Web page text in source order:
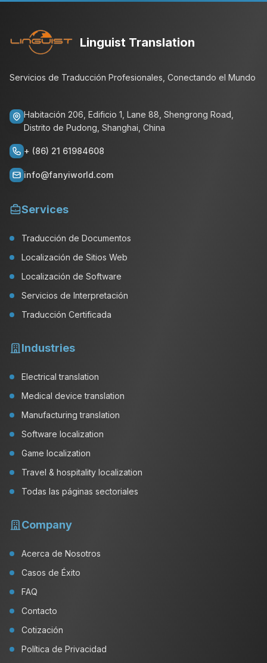
Linguist Translation
Servicios de Traducción Profesionales, Conectando el Mundo
Habitación 206, Edificio 1, Lane 88, Shengrong Road,
Distrito de Pudong, Shanghai, China
+ (86) 21 61984608
info@fanyiworld.com
Services
Traducción de Documentos
Localización de Sitios Web
Localización de Software
Servicios de Interpretación
Traducción Certificada
Industries
Electrical translation
Medical device translation
Manufacturing translation
Software localization
Game localization
Travel & hospitality localization
Todas las páginas sectoriales
Company
Acerca de Nosotros
Casos de Éxito
FAQ
Contacto
Cotización
Política de Privacidad